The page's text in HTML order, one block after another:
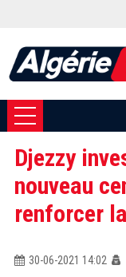
Djezzy
nouveau
renforcer
30-06-2021 14:02